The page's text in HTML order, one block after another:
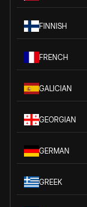
FINNISH
FRENCH
GALICIAN
GEORGIAN
GERMAN
GREEK